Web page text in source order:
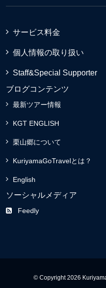
サービス料金
個人情報の取り扱い
Staff&Special Supporter
ブログコンテンツ
最新ツアー情報
KGT ENGLISH
栗山郷について
KuriyamaGoTravelとは？
English
ソーシャルメディア
Feedly
© Copyright 2026